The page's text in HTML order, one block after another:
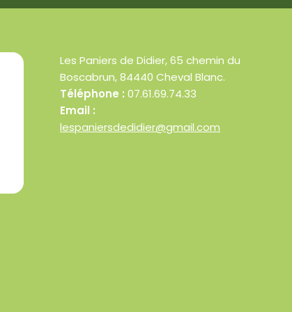
Les Paniers de Didier, 65 chemin du
Boscabrun, 84440 Cheval Blanc.
Téléphone : 07.61.69.74.33
Email :
lespaniersdedidier@gmail.com